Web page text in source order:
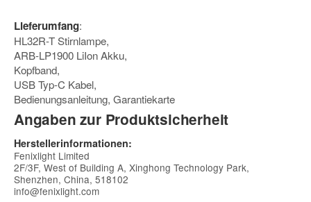
Lieferumfang:
HL32R-T Stirnlampe,
ARB-LP1900 LiIon Akku,
Kopfband,
USB Typ-C Kabel,
Bedienungsanleitung, Garantiekarte
Angaben zur Produktsicherheit
Herstellerinformationen:
Fenixlight Limited
2F/3F, West of Building A, Xinghong Technology Park,
Shenzhen, China, 518102
info@fenixlight.com